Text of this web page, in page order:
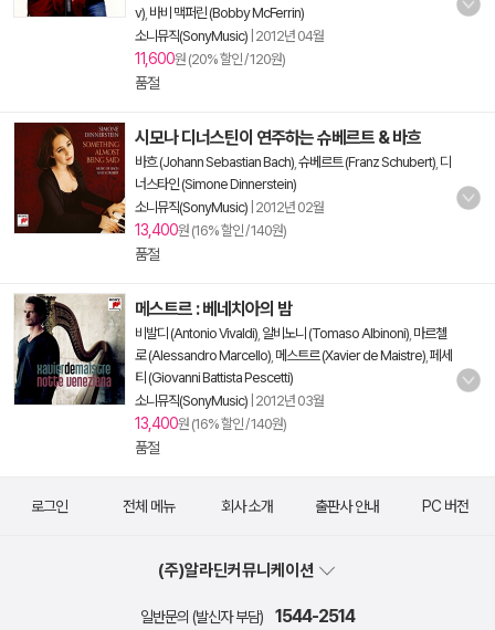
v) 바비 맥퍼린 (Bobby McFerrin)
소니뮤직(SonyMusic) 2012년 04월
11,600원 (20% 할인 / 120원)
품절
시모나 디너스틴이 연주하는 슈베르트 & 바흐
바흐 (Johann Sebastian Bach) 슈베르트 (Franz Schubert) 디
너스타인 (Simone Dinnerstein)
소니뮤직(SonyMusic) 2012년 02월
13,400원 (16% 할인 / 140원)
품절
메스트르 : 베네치아의 밤
비발디 (Antonio Vivaldi) 알비노니 (Tomaso Albinoni) 마르첼
로 (Alessandro Marcello) 메스트르 (Xavier de Maistre) 페세
티 (Giovanni Battista Pescetti)
소니뮤직(SonyMusic) 2012년 03월
13,400원 (16% 할인 / 140원)
품절
로그인 전체 메뉴 회사 소개 출판사 안내 PC 버전
(주)알라딘커뮤니케이션
일반문의 (발신자 부담) 1544-2514